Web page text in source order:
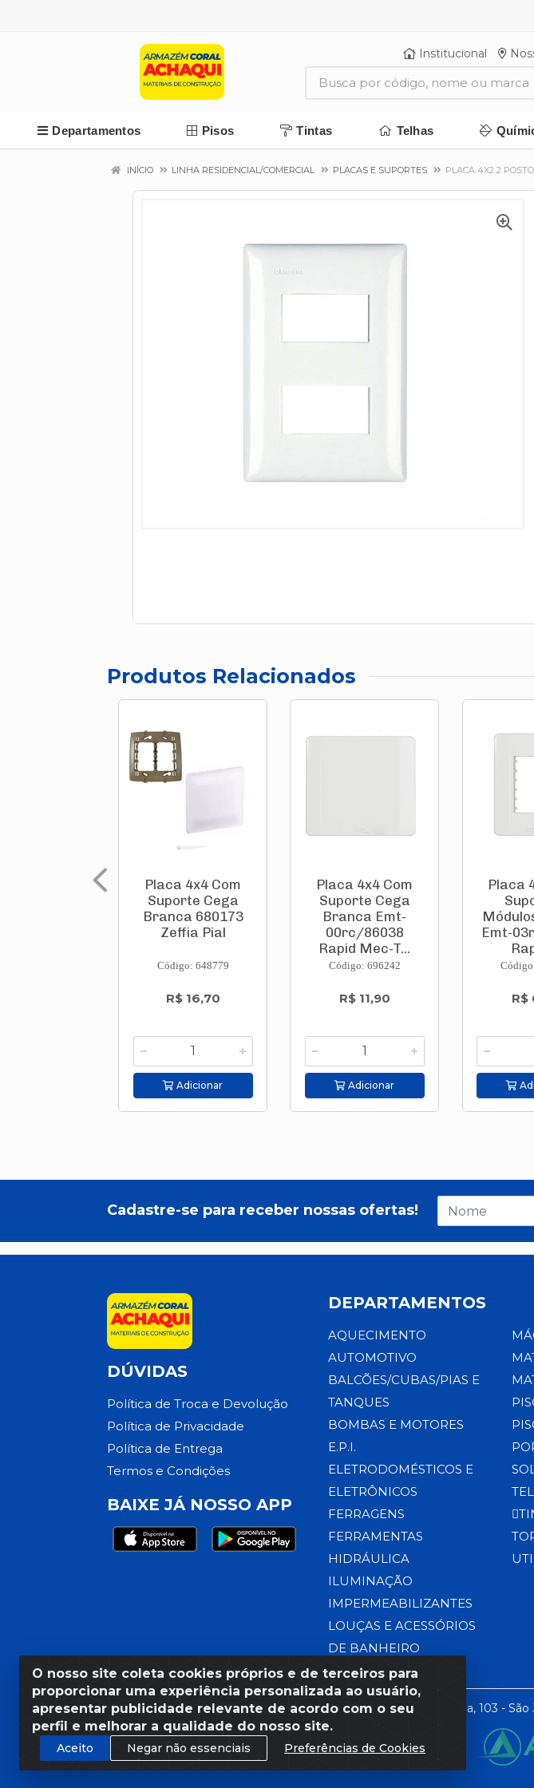
Institucional
Departamentos Pisos Tintas Telhas
INÍCIO LINHA RESIDENCIAL/COMERCIAL PLACAS E SUPORTES PLACA 4X2 2
Produtos Relacionados
Placa 4x4 Com
Suporte Cega
Branca 680173
Zeffia Pial
Código: 648779
R$ 16,70
Adicionar
Placa 4x4 Com
Suporte Cega
Branca Emt-
00rc/86038
Rapid Mec-T...
Código: 696242
R$ 11,90
Adicionar
Placa
Emt-
R$
O nosso site coleta cookies próprios e de terceiros para
proporcionar uma experiência personalizada ao usuário,
apresentar publicidade relevante de acordo com o seu
perfil e melhorar a qualidade do nosso site.
Aceito Negar não essenciais Preferências de Cookies
Cadastre-se para receber nossas ofertas!
DÚVIDAS
Política de Troca e Devolução
Política de Privacidade
Política de Entrega
Termos e Condições
BAIXE JÁ NOSSO APP
DEPARTAMENTOS
AQUECIMENTO
AUTOMOTIVO
BALCÕES/CUBAS/PIAS E
TANQUES
BOMBAS E MOTORES
E.P.I.
ELETRODOMÉSTICOS E
ELETRÔNICOS
FERRAGENS
FERRAMENTAS
HIDRÁULICA
ILUMINAÇÃO
IMPERMEABILIZANTES
LOUÇAS E ACESSÓRIOS
DE BANHEIRO
Razão Social: Armazém Coral LTDA - Rua da Praia, 103 -